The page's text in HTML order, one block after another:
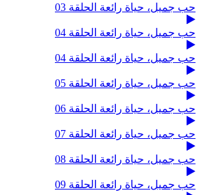
حب جميل، حياة رائعة الحلقة 03
حب جميل، حياة رائعة الحلقة 04
حب جميل، حياة رائعة الحلقة 04
حب جميل، حياة رائعة الحلقة 05
حب جميل، حياة رائعة الحلقة 06
حب جميل، حياة رائعة الحلقة 07
حب جميل، حياة رائعة الحلقة 08
حب جميل، حياة رائعة الحلقة 09